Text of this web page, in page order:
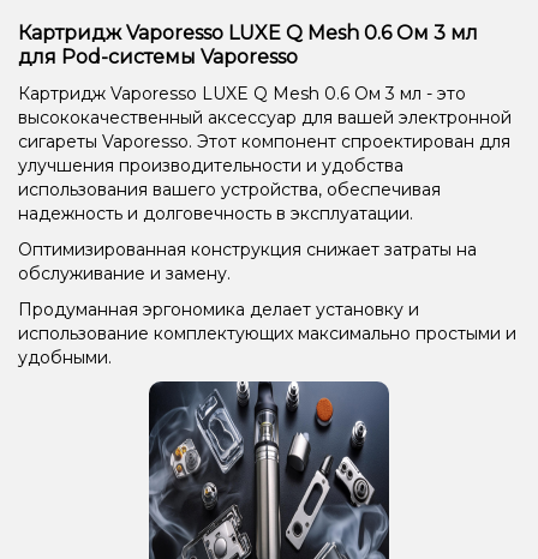
Картридж Vaporesso LUXE Q Mesh 0.6 Ом 3 мл
для Pod-системы Vaporesso
Картридж Vaporesso LUXE Q Mesh 0.6 Ом 3 мл - это
высококачественный аксессуар для вашей электронной
сигареты Vaporesso. Этот компонент спроектирован для
улучшения производительности и удобства
использования вашего устройства, обеспечивая
надежность и долговечность в эксплуатации.
Оптимизированная конструкция снижает затраты на
обслуживание и замену.
Продуманная эргономика делает установку и
использование комплектующих максимально простыми и
удобными.